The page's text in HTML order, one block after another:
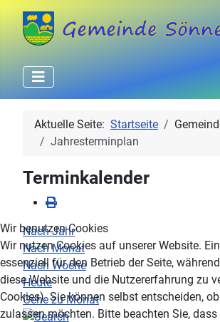
Aktuelle Seite: Startseite
Jahresterminplan
Terminkalender
Nach Jahr
Nach Monat
Nach Woche
Heute
Gehe zu Monat
Wir benutzen Cookies
Wir nutzen Cookies auf unserer Website.
essenziell für den Betrieb der Seite,
diese Website und die Nutzererfahrung zu
Cookies). Sie können selbst entscheiden,
zulassen möchten. Bitte beachten Sie,